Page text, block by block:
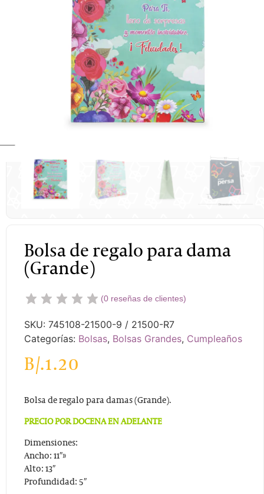
Bolsa de regalo para dama
(Grande)
(0 reseñas de clientes)
SKU: 745108-21500-9 / 21500-R7
Categorías: Bolsas, Bolsas Grandes, Cumpleaños
B/.1.20
Bolsa de regalo para damas (Grande).
PRECIO POR DOCENA EN ADELANTE
Dimensiones:
Ancho: 11″»
Alto: 13″
Profundidad: 5″